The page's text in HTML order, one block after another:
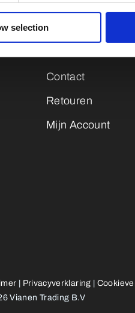
selection
Contact
Retouren
Mijn Account
Privacyverklaring
Vianen Trading B.V